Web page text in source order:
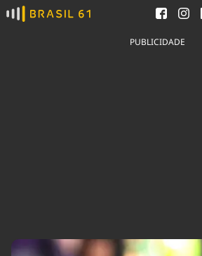
Ver todas as notícias
PUBLICIDADE